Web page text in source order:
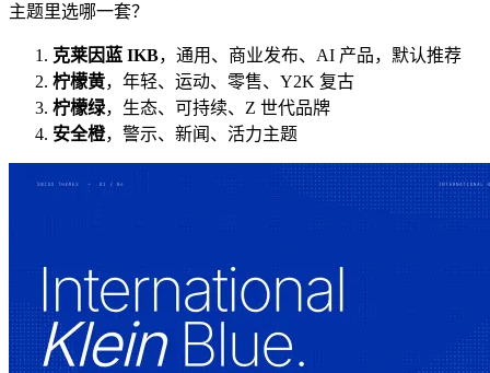
主题里选哪一套？
克莱因蓝 IKB，通用、商业发布、AI 产品，默认推荐
柠檬黄，年轻、运动、零售、Y2K 复古
柠檬绿，生态、可持续、Z 世代品牌
安全橙，警示、新闻、活力主题